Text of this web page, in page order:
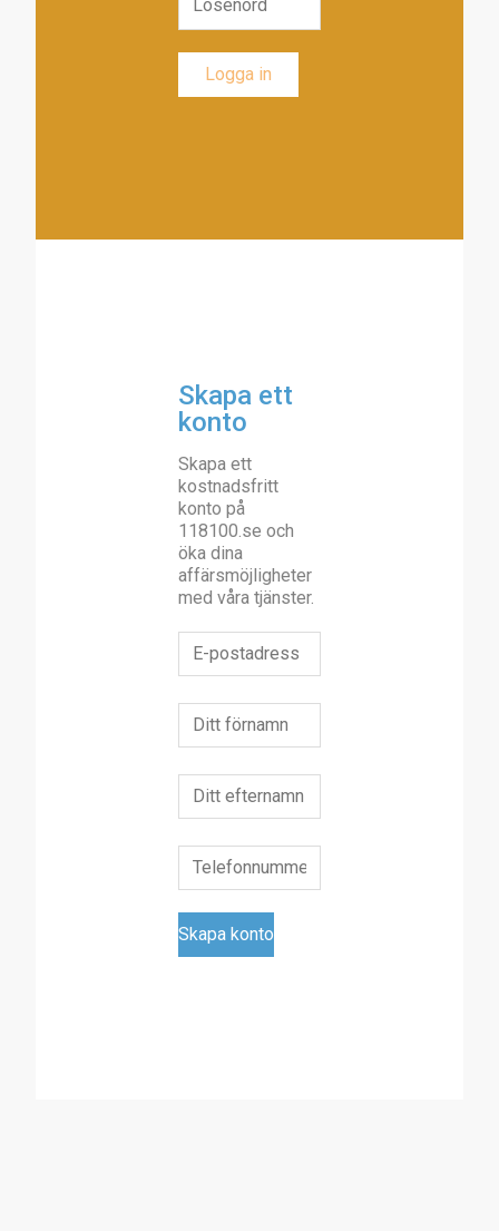
Skapa ett
konto
Skapa ett
kostnadsfritt
konto på
118100.se och
öka dina
affärsmöjligheter
med våra tjänster.